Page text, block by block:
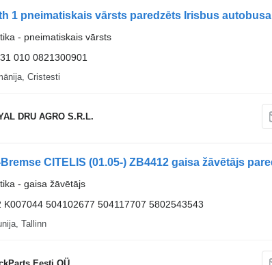
1 pneimatiskais vārsts paredzēts Irisbus autobusa
- pneimatiskais vārsts
010 0821300901
Cristesti
DRU AGRO S.R.L.
- gaisa žāvētājs
K007044 504102677 504117707 5802543543
Tallinn
Eesti OÜ